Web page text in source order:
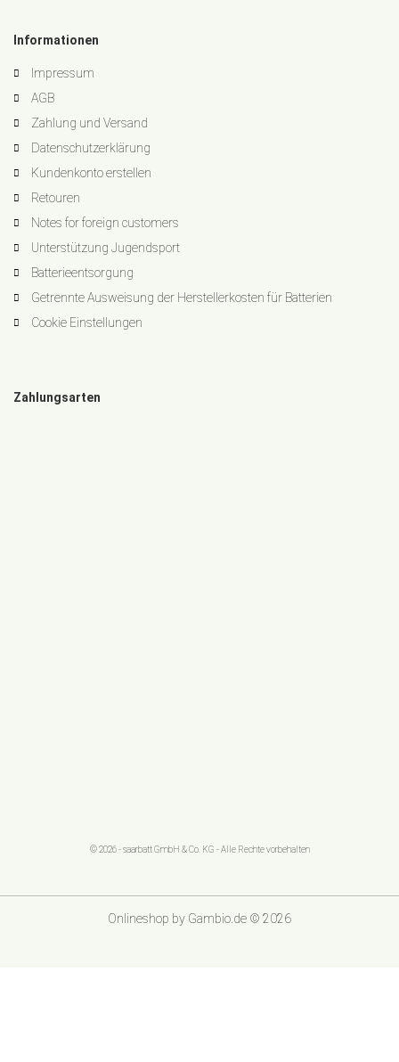
Informationen
Impressum
AGB
Zahlung und Versand
Datenschutzerklärung
Kundenkonto erstellen
Retouren
Notes for foreign customers
Unterstützung Jugendsport
Batterieentsorgung
Getrennte Ausweisung der Herstellerkosten für Batterien
Cookie Einstellungen
Zahlungsarten
© 2026 - saarbatt GmbH & Co. KG - Alle Rechte vorbehalten
Onlineshop by Gambio.de © 2026